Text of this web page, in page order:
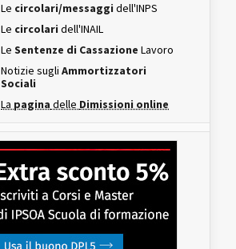
Le circolari/messaggi dell'INPS
Le circolari dell'INAIL
Le Sentenze di Cassazione Lavoro
Notizie sugli Ammortizzatori
Sociali
La pagina delle Dimissioni online